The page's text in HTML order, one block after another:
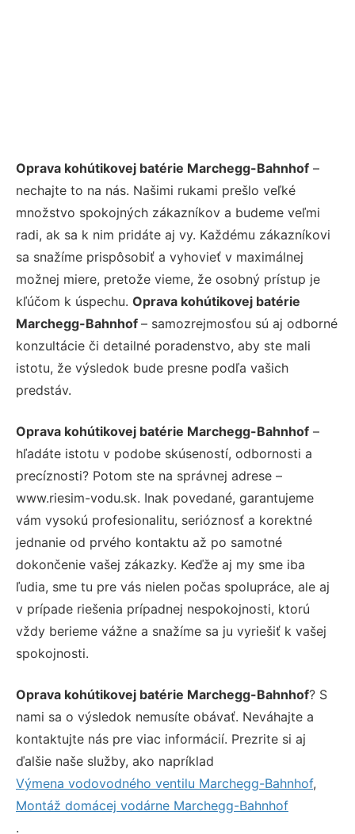
Oprava kohútikovej batérie Marchegg-Bahnhof –
nechajte to na nás. Našimi rukami prešlo veľké
množstvo spokojných zákazníkov a budeme veľmi
radi, ak sa k nim pridáte aj vy. Každému zákazníkovi
sa snažíme prispôsobiť a vyhovieť v maximálnej
možnej miere, pretože vieme, že osobný prístup je
kľúčom k úspechu. Oprava kohútikovej batérie
Marchegg-Bahnhof – samozrejmosťou sú aj odborné
konzultácie či detailné poradenstvo, aby ste mali
istotu, že výsledok bude presne podľa vašich
predstáv.
Oprava kohútikovej batérie Marchegg-Bahnhof –
hľadáte istotu v podobe skúseností, odbornosti a
precíznosti? Potom ste na správnej adrese –
www.riesim-vodu.sk. Inak povedané, garantujeme
vám vysokú profesionalitu, serióznosť a korektné
jednanie od prvého kontaktu až po samotné
dokončenie vašej zákazky. Keďže aj my sme iba
ľudia, sme tu pre vás nielen počas spolupráce, ale aj
v prípade riešenia prípadnej nespokojnosti, ktorú
vždy berieme vážne a snažíme sa ju vyriešiť k vašej
spokojnosti.
Oprava kohútikovej batérie Marchegg-Bahnhof? S
nami sa o výsledok nemusíte obávať. Neváhajte a
kontaktujte nás pre viac informácií. Prezrite si aj
ďalšie naše služby, ako napríklad
Výmena vodovodného ventilu Marchegg-Bahnhof,
Montáž domácej vodárne Marchegg-Bahnhof
.